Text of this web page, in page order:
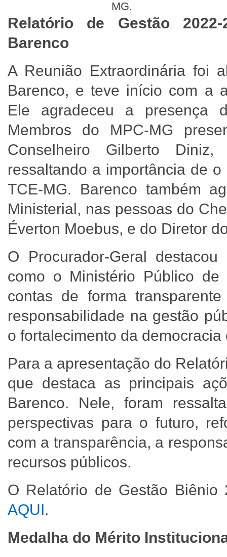
MG.
Relatório de Gestão 2022-
Barenco
A Reunião Extraordinária foi
Barenco, e teve início com a
Ele agradeceu a presença
Membros do MPC-MG
Conselheiro Gilberto
ressaltando a importância de
TCE-MG. Barenco também
Ministerial, nas pessoas do
Éverton Moebus, e do Diretor
O Procurador-Geral
como o Ministério Público
contas de forma
responsabilidade na gestão
o fortalecimento da
Para a apresentação do
que destaca as principais
Barenco. Nele, foram
perspectivas para o futuro,
com a transparência, a
recursos públicos.
O Relatório de Gestão Biênio
AQUI.
Medalha do Mérito